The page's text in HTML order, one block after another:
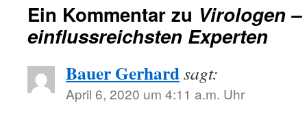
Ein Kommentar zu Virologen
einflussreichsten Experten
Bauer Gerhardsagt:
April 6, 2020 um 4:11 a.m. Uhr